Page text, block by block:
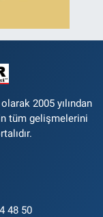
2005 yılından
tüm gelişmelerini
48 50